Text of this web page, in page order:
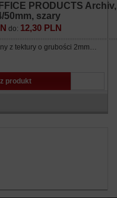
PRODUCTS Archiv,
50mm, szary
do: 12,30 PLN
z tektury o grubości 2mm…
produkt